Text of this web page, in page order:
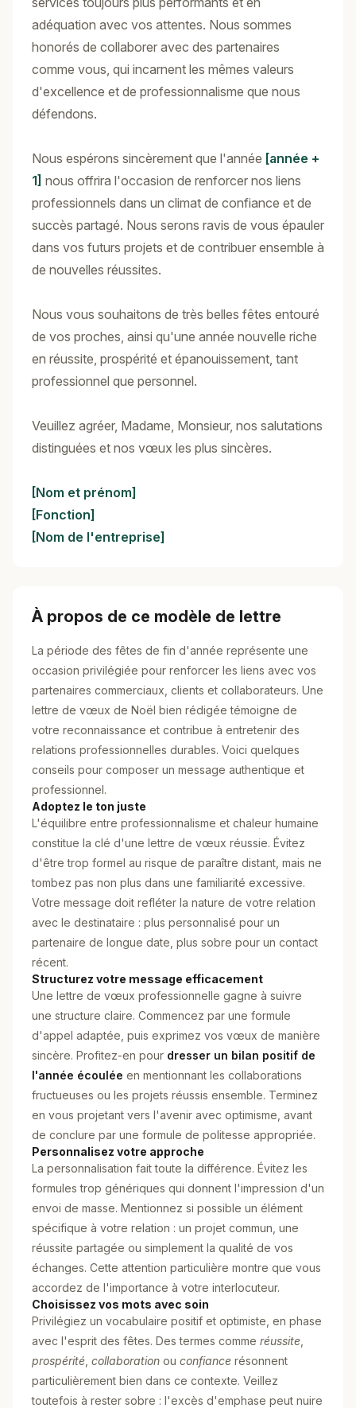
adéquation avec vos attentes. Nous sommes
honorés de collaborer avec des partenaires
comme vous, qui incarnent les mêmes valeurs
d'excellence et de professionnalisme que nous
défendons.
Nous espérons sincèrement que l'année [année +
1] nous offrira l'occasion de renforcer nos liens
professionnels dans un climat de confiance et de
succès partagé. Nous serons ravis de vous épauler
dans vos futurs projets et de contribuer ensemble à
de nouvelles réussites.
Nous vous souhaitons de très belles fêtes entouré
de vos proches, ainsi qu'une année nouvelle riche
en réussite, prospérité et épanouissement, tant
professionnel que personnel.
Veuillez agréer, Madame, Monsieur, nos salutations
distinguées et nos vœux les plus sincères.
[Nom et prénom]
[Fonction]
[Nom de l'entreprise]
À propos de ce modèle de lettre
La période des fêtes de fin d'année représente une
occasion privilégiée pour renforcer les liens avec vos
partenaires commerciaux, clients et collaborateurs. Une
lettre de vœux de Noël bien rédigée témoigne de
votre reconnaissance et contribue à entretenir des
relations professionnelles durables. Voici quelques
conseils pour composer un message authentique et
professionnel.
Adoptez le ton juste
L'équilibre entre professionnalisme et chaleur humaine
constitue la clé d'une lettre de vœux réussie. Évitez
d'être trop formel au risque de paraître distant, mais ne
tombez pas non plus dans une familiarité excessive.
Votre message doit refléter la nature de votre relation
avec le destinataire : plus personnalisé pour un
partenaire de longue date, plus sobre pour un contact
récent.
Structurez votre message efficacement
Une lettre de vœux professionnelle gagne à suivre
une structure claire. Commencez par une formule
d'appel adaptée, puis exprimez vos vœux de manière
sincère. Profitez-en pour dresser un bilan positif de
l'année écoulée en mentionnant les collaborations
fructueuses ou les projets réussis ensemble. Terminez
en vous projetant vers l'avenir avec optimisme, avant
de conclure par une formule de politesse appropriée.
Personnalisez votre approche
La personnalisation fait toute la différence. Évitez les
formules trop génériques qui donnent l'impression d'un
envoi de masse. Mentionnez si possible un élément
spécifique à votre relation : un projet commun, une
réussite partagée ou simplement la qualité de vos
échanges. Cette attention particulière montre que vous
accordez de l'importance à votre interlocuteur.
Choisissez vos mots avec soin
Privilégiez un vocabulaire positif et optimiste, en phase
avec l'esprit des fêtes. Des termes comme réussite
prospérité collaboration ou confiance résonnent
particulièrement bien dans ce contexte. Veillez
toutefois à rester sobre : l'excès d'emphase peut nuire